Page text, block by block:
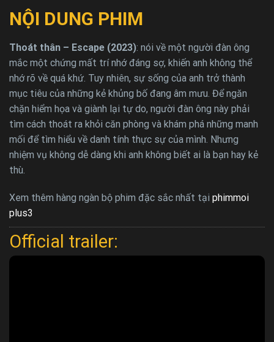
NỘI DUNG PHIM
Thoát thân – Escape (2023): nói về một người đàn ông
mắc một chứng mất trí nhớ đáng sợ, khiến anh không thể
nhớ rõ về quá khứ. Tuy nhiên, sự sống của anh trở thành
mục tiêu của những kẻ khủng bố đang âm mưu. Để ngăn
chặn hiểm họa và giành lại tự do, người đàn ông này phải
tìm cách thoát ra khỏi căn phòng và khám phá những manh
mối để tìm hiểu về danh tính thực sự của mình. Nhưng
nhiệm vụ không dễ dàng khi anh không biết ai là bạn hay kẻ
thù.
Xem thêm hàng ngàn bộ phim đặc sắc nhất tại phimmoi
plus3
Official trailer: